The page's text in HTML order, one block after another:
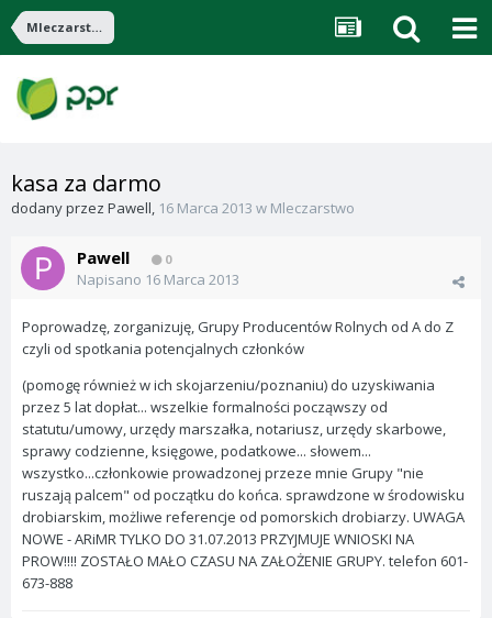
Mleczarstwo
kasa za darmo
dodany przez Pawell, 16 Marca 2013 w Mleczarstwo
Pawell 0
Napisano 16 Marca 2013
Poprowadzę, zorganizuję, Grupy Producentów Rolnych od A do Z
czyli od spotkania potencjalnych członków
(pomogę również w ich skojarzeniu/poznaniu) do uzyskiwania
przez 5 lat dopłat... wszelkie formalności począwszy od
statutu/umowy, urzędy marszałka, notariusz, urzędy skarbowe,
sprawy codzienne, księgowe, podatkowe... słowem...
wszystko...członkowie prowadzonej przeze mnie Grupy "nie
ruszają palcem" od początku do końca. sprawdzone w środowisku
drobiarskim, możliwe referencje od pomorskich drobiarzy. UWAGA
NOWE - ARiMR TYLKO DO 31.07.2013 PRZYJMUJE WNIOSKI NA
PROW!!!! ZOSTAŁO MAŁO CZASU NA ZAŁOŻENIE GRUPY. telefon 601-
673-888